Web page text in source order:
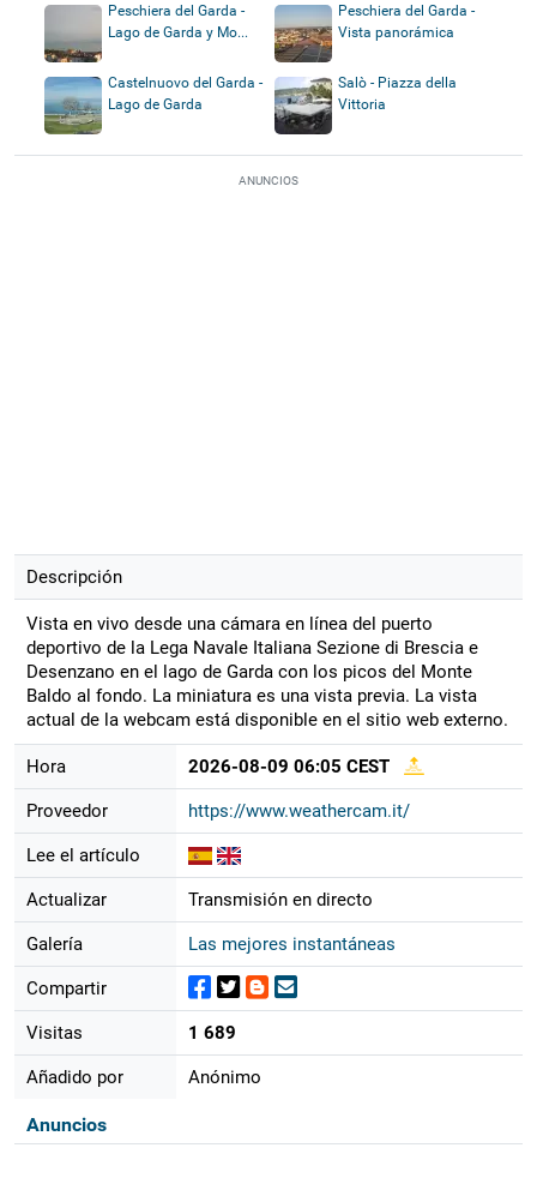
Peschiera del Garda -
Lago de Garda y Mo...
Peschiera del Garda -
Vista panorámica
Castelnuovo del Garda -
Lago de Garda
Salò - Piazza della
Vittoria
ANUNCIOS
Descripción
Vista en vivo desde una cámara en línea del puerto
deportivo de la Lega Navale Italiana Sezione di Brescia e
Desenzano en el lago de Garda con los picos del Monte
Baldo al fondo. La miniatura es una vista previa. La vista
actual de la webcam está disponible en el sitio web externo.
Hora 2026-08-09 06:05 CEST
Proveedor https://www.weathercam.it/
Lee el artículo
Actualizar Transmisión en directo
Galería Las mejores instantáneas
Compartir
Visitas 1 689
Añadido por Anónimo
Anuncios